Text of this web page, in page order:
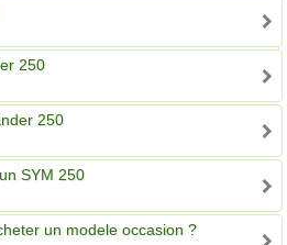
250
250
SYM 250
un modele occasion ?